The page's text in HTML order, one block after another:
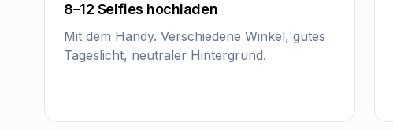
8–12 Selfies hochladen
Mit dem Handy. Verschiedene Winkel, gutes
Tageslicht, neutraler Hintergrund.